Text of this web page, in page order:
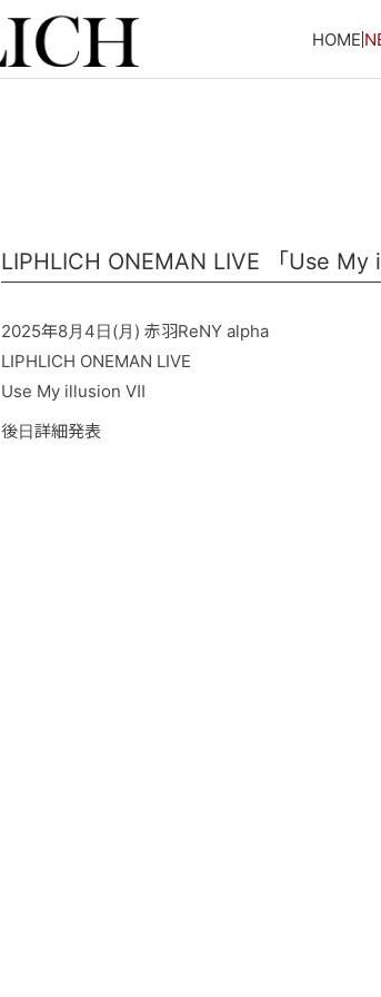
HOME
LIPHLICH ONEMAN LIVE 「Use
2025年8月4日(月) 赤羽ReNY alpha
LIPHLICH ONEMAN LIVE
Use My illusion Ⅶ
後日詳細発表